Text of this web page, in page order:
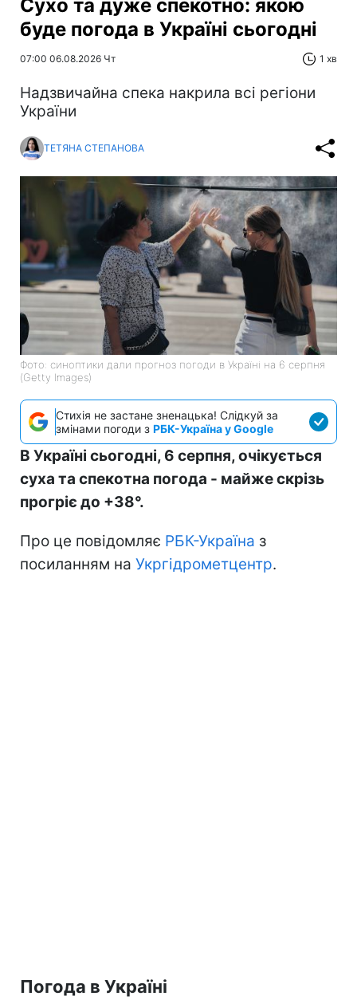
Сухо та дуже спекотно: якою
буде погода в Україні сьогодні
07:00 06.08.2026 Чт 1 хв
Надзвичайна спека накрила всі регіони
України
ТЕТЯНА СТЕПАНОВА
Фото: синоптики дали прогноз погоди в Україні на 6 серпня
(Getty Images)
Стихія не застане зненацька! Слідкуй за
змінами погоди з РБК-Україна у Google
В Україні сьогодні, 6 серпня, очікується
суха та спекотна погода - майже скрізь
прогріє до +38°.
Про це повідомляє РБК-Україна з
посиланням на Укргідрометцентр.
Погода в Україні